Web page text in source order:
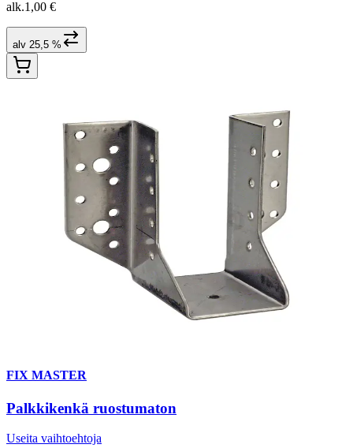
alk.1,00 €
alv 25,5 %
FIX MASTER
Palkkikenkä ruostumaton
Useita vaihtoehtoja